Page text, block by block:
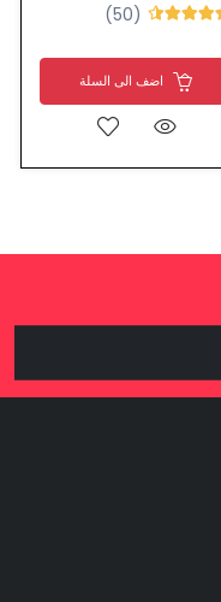
(50)
اضف الى السلة